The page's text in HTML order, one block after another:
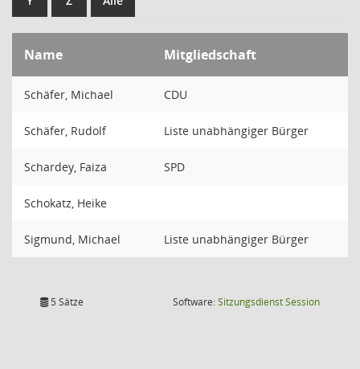
Name Mitgliedschaft
Schäfer, Michael CDU
Schäfer, Rudolf Liste unabhängiger Bürger
Schardey, Faiza SPD
Schokatz, Heike
Sigmund, Michael Liste unabhängiger Bürger
5 Sätze Software:SitzungsdienstSession(Wird in